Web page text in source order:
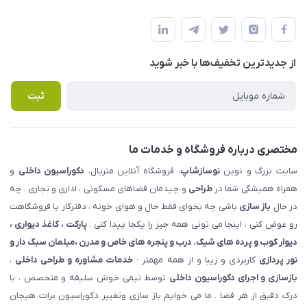
املاک مدنی - نوساز شاپ
لیست محصولات
درباره ما
قوانین و مقررات
حریم خصوصی
راهنما
پرسش های متداول
از جدید‌ترین تخفیف‌ها با‌ خبر شوید
ثبت
مختصری درباره فروشگاه و خدمات ما
سایت بزرگ و نویننوسازشاپ، فروشگاه آنلاین متریال، دکوراسیون داخلی و
همراه همیشگی شما درطراحی و چیدمان فضاهای مسکونی ، اداری و تجاری . چه
در حال باز سازی باشی چه بخوای فقط حال و هوای خونه ، دفترکار یا فروشگاهت
رو عوض کنی ، اینجا می تونی همه چیز را یکجا پیدا کنی :پارکت ، کاغذ دیواری ،
دیوار کوب و پرده های شیک. درب و پنجره های خاص و مدرن ،مبلمان سبک دار و
نور پردازی کاربردی و زیبا و از همه مهمتر : خدمات مشاوره و طراحی داخلی ،
بازسازی و اجرای دکوراسیون داخلی توسط تیمی خوش سلیقه و متخصص ، با
درک دقیق از هر فضا . ما می خوایم باز سازی وتغییر دکوراسیون برات هیجان